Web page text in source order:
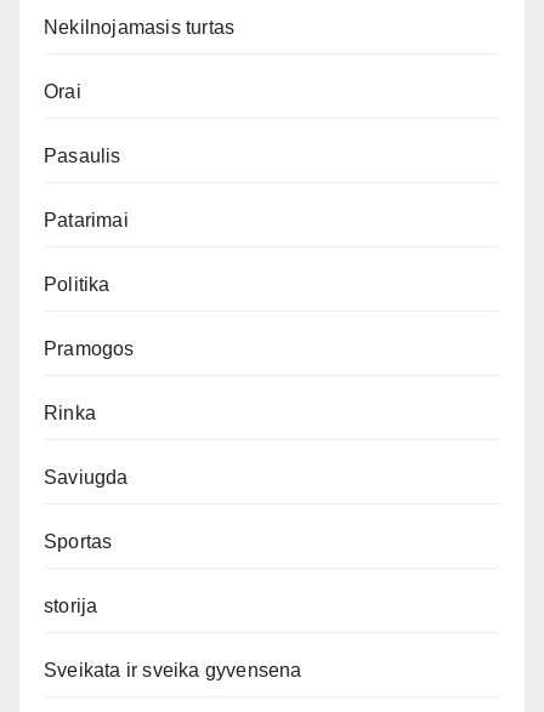
Nekilnojamasis turtas
Orai
Pasaulis
Patarimai
Politika
Pramogos
Rinka
Saviugda
Sportas
storija
Sveikata ir sveika gyvensena